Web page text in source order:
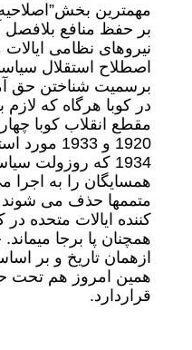
مهمترین بخش”اصلاحیه
بر حفظ منافع
نیروهای نظامی
اصطلاح استقلال
برسمیت شناختن حق
در کوبا هرگاه که
1920 و
1934 که روزولت
همسایگان را به
متممها حذف می شوند
همچنان پا برجا
ازهمان تاریخ و بر
همین امروز هم تحت
قراردارد.